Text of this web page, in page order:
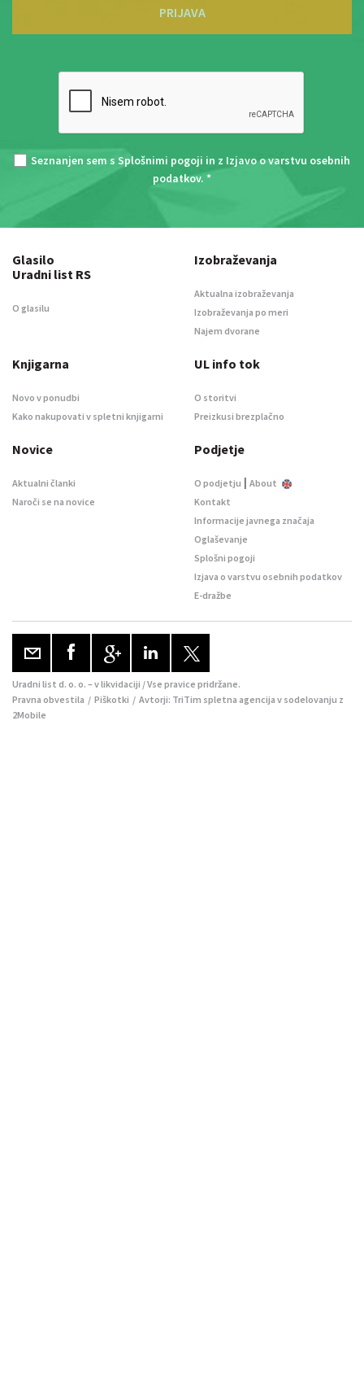
PRIJAVA
Seznanjen sem s Splošnimi pogoji in z Izjavo o varstvu osebnih
podatkov. *
Glasilo
Uradni list RS
O glasilu
Izobraževanja
Aktualna izobraževanja
Izobraževanja po meri
Najem dvorane
Knjigarna
Novo v ponudbi
Kako nakupovati v spletni knjigarni
UL info tok
O storitvi
Preizkusi brezplačno
Novice
Aktualni članki
Naroči se na novice
Podjetje
O podjetju | About
Kontakt
Informacije javnega značaja
Oglaševanje
Splošni pogoji
Izjava o varstvu osebnih podatkov
E-dražbe
Uradni list d. o. o. – v likvidaciji / Vse pravice pridržane.
Pravna obvestila / Piškotki / Avtorji: TriTim spletna agencija v sodelovanju z
2Mobile